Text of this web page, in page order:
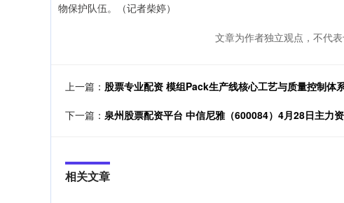
物保护队伍。（记者柴婷）
文章为作者独立观点，不代
上一篇： 股票专业配资 模组Pack生产线核心工艺与质量控制体
下一篇： 泉州股票配资平台 中信尼雅（600084）4月28日主力
相关文章